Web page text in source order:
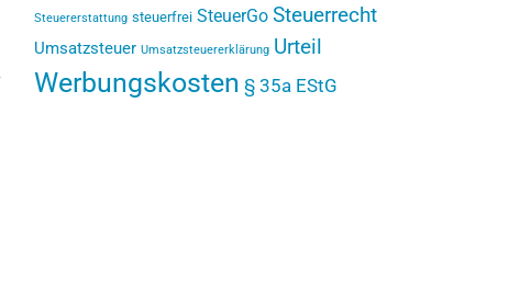
Steuererstattung steuerfrei SteuerGo Steuerrecht
Umsatzsteuer Umsatzsteuererklärung Urteil
Werbungskosten § 35a EStG